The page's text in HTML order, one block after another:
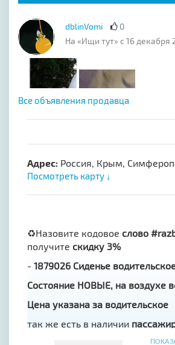
dblinVomi
0
На «Ищи тут» с 16 декабря
Все объявления продавца
Адрес: Россия, Крым,
Посмотреть карту ↓
♻️Назовите кодовое слово
получите скидку 3%
- 1879026 Сиденье
Состояние НОВЫЕ, на воздухе
Цена указана за водительское
так же есть в наличии